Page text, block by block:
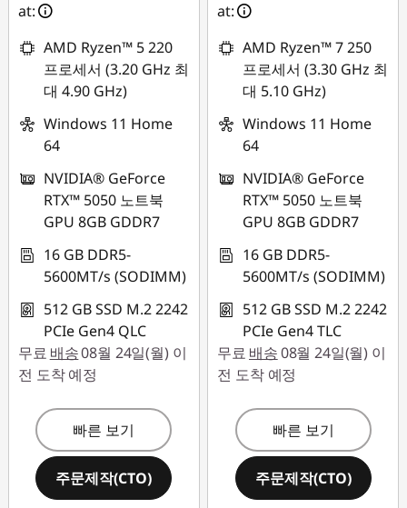
at:
AMD Ryzen™ 5 220
프로세서 (3.20 GHz 최
대 4.90 GHz)
Windows 11 Home
64
NVIDIA® GeForce
RTX™ 5050 노트북
GPU 8GB GDDR7
16 GB DDR5-
5600MT/s (SODIMM)
512 GB SSD M.2 2242
PCIe Gen4 QLC
무료 배송08월 24일(월) 이
전 도착 예정
빠른 보기
주문제작(CTO)
at:
AMD Ryzen™ 7 250
프로세서 (3.30 GHz 최
대 5.10 GHz)
Windows 11 Home
64
NVIDIA® GeForce
RTX™ 5050 노트북
GPU 8GB GDDR7
16 GB DDR5-
5600MT/s (SODIMM)
512 GB SSD M.2 2242
PCIe Gen4 TLC
무료 배송08월 24일(월) 이
전 도착 예정
빠른 보기
주문제작(CTO)